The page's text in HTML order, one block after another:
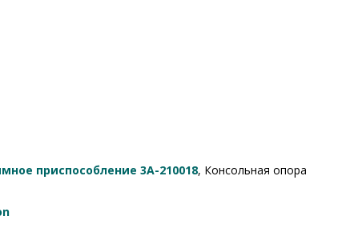
приспособление 3A-210018, Консольная опора